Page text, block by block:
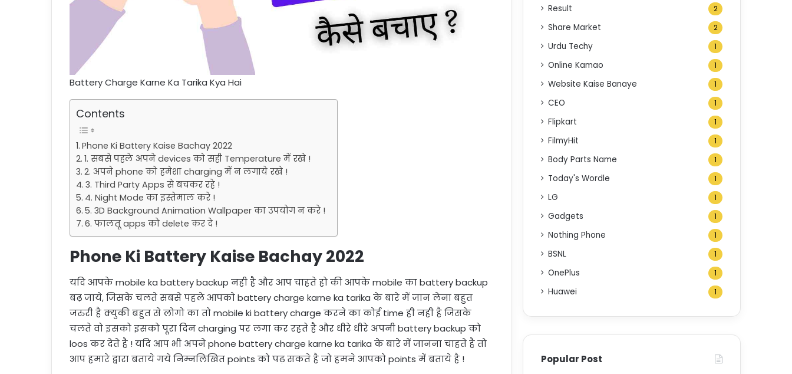
Battery Charge Karne Ka Tarika Kya Hai
Contents
Phone Ki Battery Kaise Bachay 2022
1. सबसे पहले अपने devices को सही Temperature में रखे !
2. अपने phone को हमेशा charging में न लगाये रखे !
3. Third Party Apps से बचकर रहे !
4. Night Mode का इस्तेमाल करे !
5. 3D Background Animation Wallpaper का उपयोग न करे !
6. फालतू apps को delete कर दे !
Phone Ki Battery Kaise Bachay 2022
यदि आपके mobile ka battery backup नही है और आप चाहते हो की आपके mobile का battery backup
बढ़ जाये, जिसके चलते सबसे पहले आपको battery charge karne ka tarika के बारे में जान लेना बहुत
जरुरी है क्युकी बहुत से लोगो का तो mobile ki battery charge करने का कोई time ही नही है जिसके
चलते वो इसको इसको पूरा दिन charging पर लगा कर रहते है और धीरे धीरे अपनी battery backup को
loos कर देते है ! यदि आप भी अपने phone battery charge karne ka tarika के बारे में जानना चाहते है तो
आप हमारे द्वारा बताये गये निम्नलिखित points को पढ़ सकते है जो हमने आपको points में बताये है !
Result 2
Share Market 2
Urdu Techy 1
Online Kamao 1
Website Kaise Banaye 1
CEO 1
Flipkart 1
FilmyHit 1
Body Parts Name 1
Today's Wordle 1
LG 1
Gadgets 1
Nothing Phone 1
BSNL 1
OnePlus 1
Huawei 1
Popular Post